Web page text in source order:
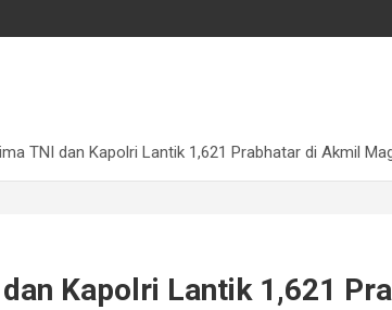
TNI dan Kapolri Lantik 1,621 Prabhatar di Akmil
Kapolri Lantik 1,621